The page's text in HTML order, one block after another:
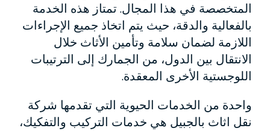
المتخصصة في هذا المجال. تمتاز هذه الخدمة
بالفعالية والدقة، حيث يتم اتخاذ جميع الإجراءات
اللازمة لضمان سلامة وتأمين الأثاث خلال
الانتقال بين الدول، من الجمارك إلى الترتيبات
اللوجستية الأخرى المعقدة.
واحدة من الخدمات الحيوية التي تقدمها شركة
نقل اثاث بالجبيل هي خدمات التركيب والتفكيك،